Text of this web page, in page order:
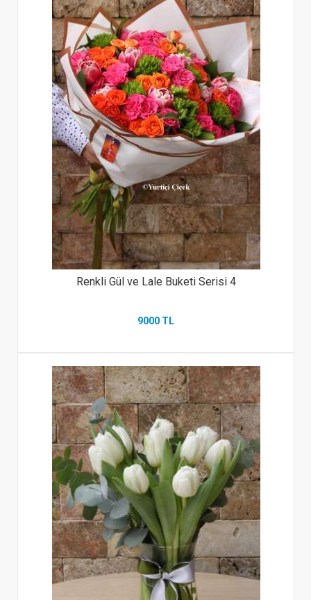
Renkli Gül ve Lale Buketi Serisi 4
9000 TL